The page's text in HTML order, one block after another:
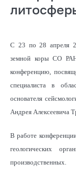
С 23 по 28 апреля
земной коры СО
конференцию,
специалиста в
основателя
Андрея Алексеевича
В работе
геологических
производственных.